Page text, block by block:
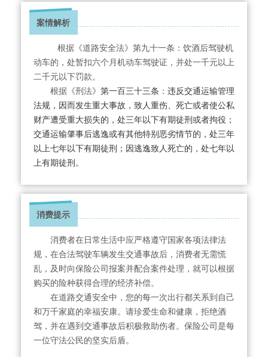
案情解析
根据《道路安全法》第九十一条：饮酒后驾驶机
动车的，处暂扣六个月机动车驾驶证，并处一千元以上
二千元以下罚款。
根据《刑法》 第一百三十三条 ： 违反交通运输管理
法规，因而发生重大事故，致人重伤、死亡或者使公私
财产遭受重大损失的，处三年以下有期徒刑或者拘役；
交通运输肇事后逃逸或有其他特别恶劣情节的，处三年
以上七年以下有期徒刑；因逃逸致人死亡的，处七年以
上有期徒刑。
消费提示
消费者在日常生活中应严格遵守国家各项法律法
规，在合法驾驶车辆发生交通事故后，消费者无需慌
乱，及时向保险公司报案并配合案件处理，就可以根据
购买的险种获得合理的经济补偿。
在道路交通安全中，您的每一次出行都关系到自己
和万千家庭的幸福安康。请珍爱生命和健康，拒绝酒
驾，并在遇到交通事故后积极救助伤者。保险公司是每
一位守法公民的坚实后盾。